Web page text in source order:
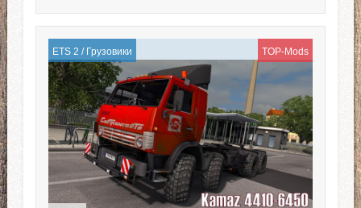
ETS 2 / Грузовики TOP-Mods